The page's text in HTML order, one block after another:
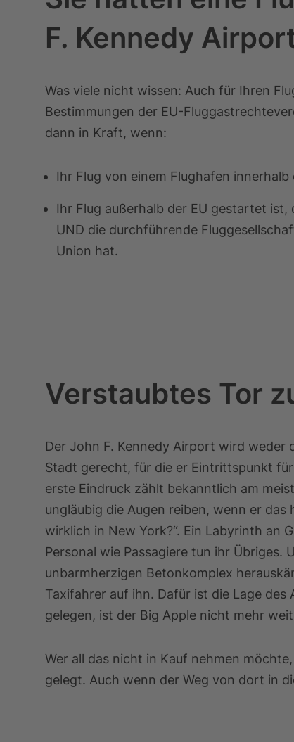
F. Kennedy
Was viele nicht wissen: Auch für Ihren
Bestimmungen der EU-
dann in Kraft, wenn:
Ihr Flug von einem Flughafen
Ihr Flug außerhalb der EU gestartet
UND die durchführende
Union hat.
Verstaubtes Tor
Der John F. Kennedy Airport wird weder
Stadt gerecht, für die er Eintrittspunkt
erste Eindruck zählt bekanntlich am
ungläubig die Augen reiben, wenn er
wirklich in New York?“. Ein Labyrinth an
Personal wie Passagiere tun ihr Übriges.
unbarmherzigen Betonkomplex
Taxifahrer auf ihn. Dafür ist die Lage
gelegen, ist der Big Apple nicht mehr
Wer all das nicht in Kauf nehmen
gelegt. Auch wenn der Weg von dort in